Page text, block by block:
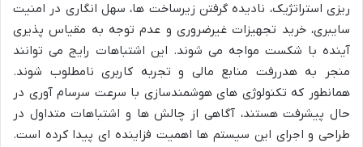
ریزی استراتژیک، نادیده گرفتن زیرساخت ها، سهل انگاری در امنیت
سایبری، خرید تجهیزات غیرضروری و عدم توجه به مقیاس پذیری
آینده با شکست مواجه می شوند. این اشتباهات رایج می توانند
منجر به هدررفت منابع مالی و تجربه کاربری نامطلوب شوند.
همانطور که تکنولوژی های هوشمندسازی با سرعت سرسام آوری در
حال پیشرفت هستند، آگاهی از چالش ها و اشتباهات متداول در
طراحی و اجرای این سیستم ها اهمیت فزاینده ای پیدا کرده است.